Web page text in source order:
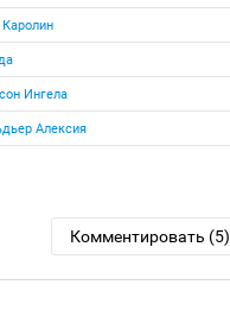
Ингела
Алексия
Комментировать (5)